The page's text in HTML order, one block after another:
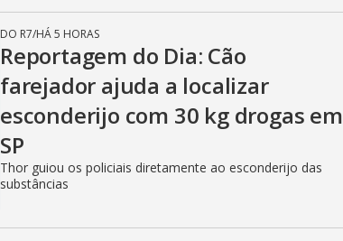
DO R7/HÁ 5 HORAS
Reportagem do Dia: Cão
farejador ajuda a localizar
esconderijo com 30 kg drogas em
SP
Thor guiou os policiais diretamente ao esconderijo das
substâncias